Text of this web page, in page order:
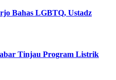
Bahas LGBTQ, Ustadz
Tinjau Program Listrik